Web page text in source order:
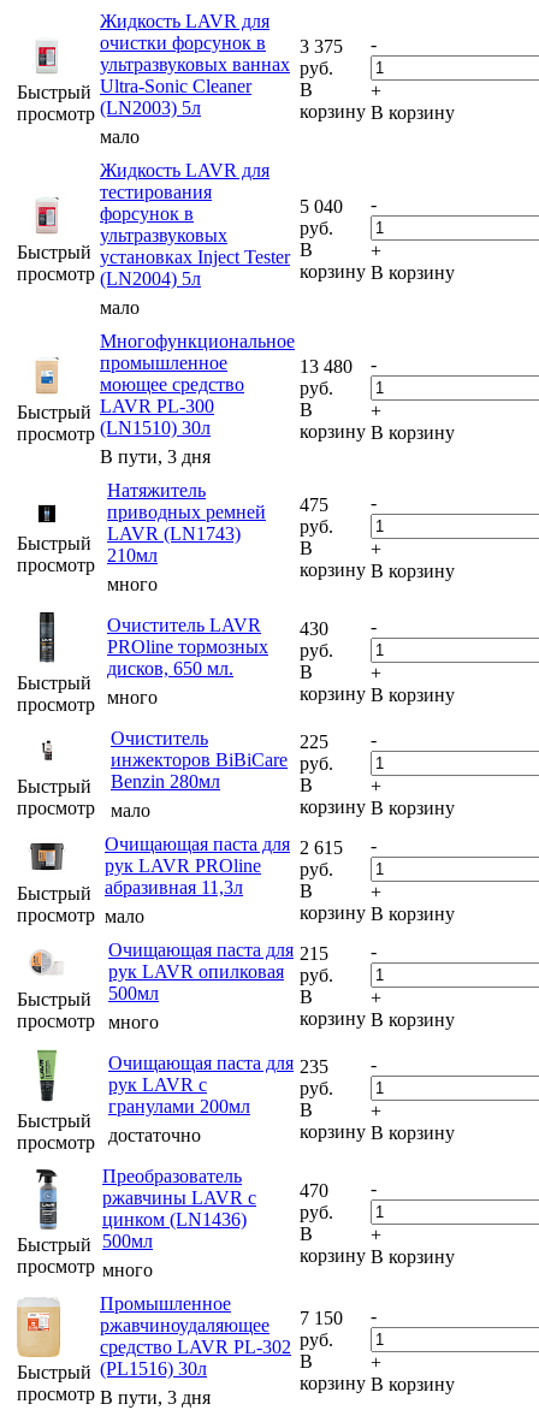
Быстрый
просмотр
Жидкость LAVR для
очистки форсунок в
ультразвуковых ваннах
Ultra-Sonic Cleaner
(LN2003) 5л
мало
3 375
руб.
В
корзину
-
+
В корзину
Быстрый
просмотр
Жидкость LAVR для
тестирования
форсунок в
ультразвуковых
установках Inject Tester
(LN2004) 5л
мало
5 040
руб.
В
корзину
-
+
В корзину
Быстрый
просмотр
Многофункциональное
промышленное
моющее средство
LAVR PL-300
(LN1510) 30л
В пути, 3 дня
13 480
руб.
В
корзину
-
+
В корзину
Быстрый
просмотр
Натяжитель
приводных ремней
LAVR (LN1743)
210мл
много
475
руб.
В
корзину
-
+
В корзину
Быстрый
просмотр
Очиститель LAVR
PROline тормозных
дисков, 650 мл.
много
430
руб.
В
корзину
-
+
В корзину
Быстрый
просмотр
Очиститель
инжекторов BiBiCare
Benzin 280мл
мало
225
руб.
В
корзину
-
+
В корзину
Быстрый
просмотр
Очищающая паста для
рук LAVR PROline
абразивная 11,3л
мало
2 615
руб.
В
корзину
-
+
В корзину
Быстрый
просмотр
Очищающая паста для
рук LAVR опилковая
500мл
много
215
руб.
В
корзину
-
+
В корзину
Быстрый
просмотр
Очищающая паста для
рук LAVR с
гранулами 200мл
достаточно
235
руб.
В
корзину
-
+
В корзину
Быстрый
просмотр
Преобразователь
ржавчины LAVR с
цинком (LN1436)
500мл
много
470
руб.
В
корзину
-
+
В корзину
Быстрый
просмотр
Промышленное
ржавчиноудаляющее
средство LAVR PL-302
(PL1516) 30л
В пути, 3 дня
7 150
руб.
В
корзину
-
+
В корзину